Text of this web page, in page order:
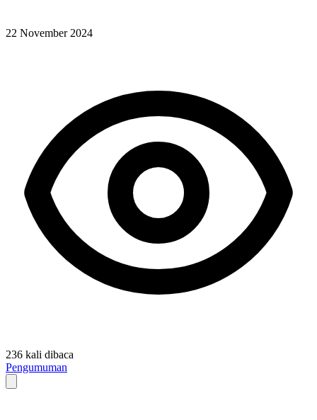
22 November 2024
236 kali dibaca
Pengumuman